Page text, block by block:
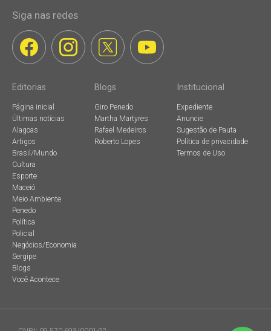
Siga nas redes
Editorias
Página inicial
Últimas notícias
Alagoas
Artigos
Brasil/Mundo
Cultura
Esporte
Maceió
Meio Ambiente
Penedo
Política
Policial
Negócios/Economia
Sergipe
Blogs
Você Acontece
Blogs
Giro Penedo
Martha Martyres
Rafael Medeiros
Roberto Lopes
Institucional
Expediente
Anuncie
Sugestão de Pauta
Política de privacidade
Termos de Uso